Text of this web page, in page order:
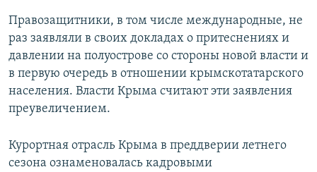
Правозащитники, в том числе международные, не
раз заявляли в своих докладах о притеснениях и
давлении на полуострове со стороны новой власти и
в первую очередь в отношении крымскотатарского
населения. Власти Крыма считают эти заявления
преувеличением.
Курортная отрасль Крыма в преддверии летнего
сезона ознаменовалась кадровыми